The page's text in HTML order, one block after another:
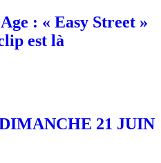
: « Easy Street »
est là
21 JUIN